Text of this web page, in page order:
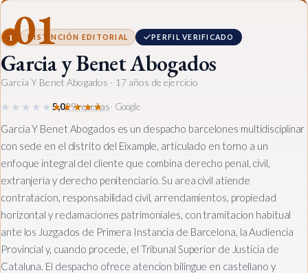
01
1 DISTINCIÓN EDITORIAL PERFIL VERIFICADO
Garcia y Benet Abogados
Garcia Y Benet Abogados · 17 años de ejercicio
★★★★★★★★★★
5,029 reseñas· Google
Garcia Y Benet Abogados es un despacho barcelones multidisciplinar
con sede en el distrito del Eixample, articulado en torno a un
enfoque integral del cliente que combina derecho penal, civil,
extranjeria y derecho penitenciario. Su area civil atiende
contratacion, responsabilidad civil, arrendamientos, propiedad
horizontal y reclamaciones patrimoniales, con tramitacion habitual
ante los Juzgados de Primera Instancia de Barcelona, la Audiencia
Provincial y, cuando procede, el Tribunal Superior de Justicia de
Cataluna. El despacho ofrece atencion bilingue en castellano y